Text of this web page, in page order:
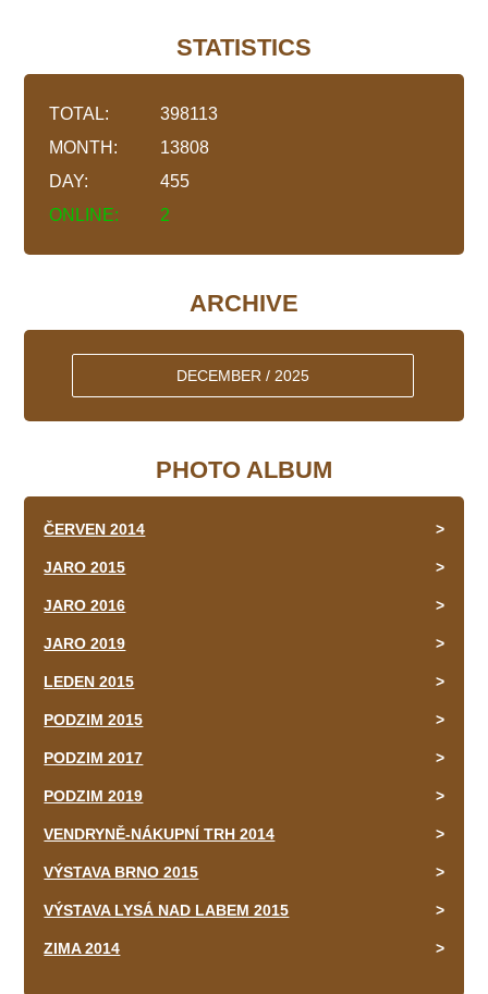
STATISTICS
ONLINE: 2
TOTAL:
398113
MONTH:
13808
DAY:
455
ARCHIVE
DECEMBER / 2025
PHOTO ALBUM
ČERVEN 2014
JARO 2015
JARO 2016
JARO 2019
LEDEN 2015
PODZIM 2015
PODZIM 2017
PODZIM 2019
VENDRYNĚ-NÁKUPNÍ TRH 2014
VÝSTAVA BRNO 2015
VÝSTAVA LYSÁ NAD LABEM 2015
ZIMA 2014